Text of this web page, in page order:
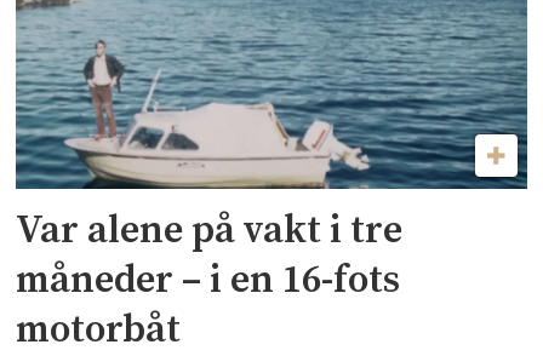
Var alene på vakt i tre
måneder – i en 16-fots
motorbåt